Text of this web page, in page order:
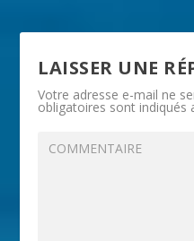
LAISSER UNE
Votre adresse e-mail ne
obligatoires sont indiqués